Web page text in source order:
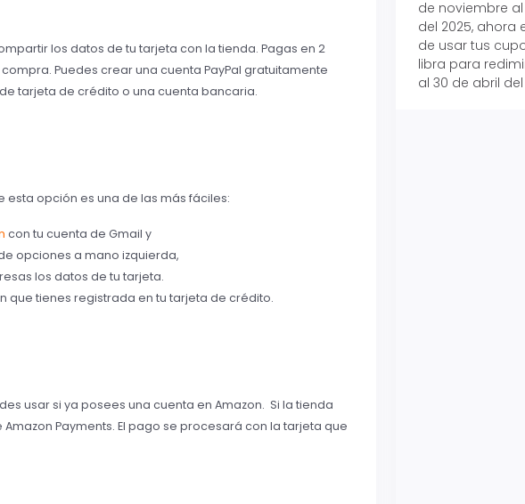
los datos de tu tarjeta con la tienda. Pagas en 2
Puedes crear una cuenta PayPal gratuitamente
tarjeta de crédito o una cuenta bancaria.
opción es una de las más fáciles:
con tu cuenta de Gmail y
opciones a mano izquierda,
los datos de tu tarjeta.
que tienes registrada en tu tarjeta de crédito.
usar si ya posees una cuenta en Amazon. Si la tienda
Payments. El pago se procesará con la tarjeta que
de noviembre
del 2025, ahora
de usar tus
libra para
al 30 de abril del